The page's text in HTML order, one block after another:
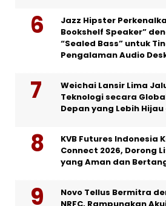
Jazz Hipster
Bookshelf Speaker”
“Sealed Bass” untuk
Pengalaman Audio
Weichai Lansir Lima
Teknologi secara
Depan yang Lebih
KVB Futures Indonesia
Connect 2026, Dorong
yang Aman dan
Novo Tellus Bermitra